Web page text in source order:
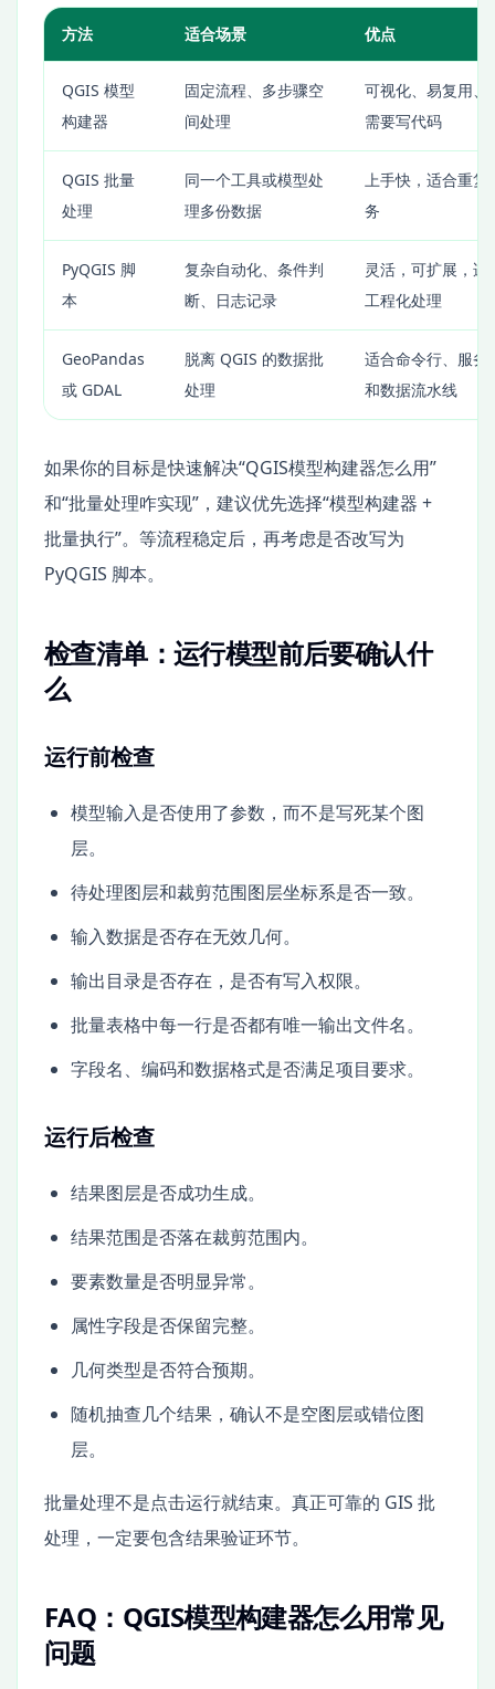
方法 适合场景 优点
QGIS 模型
构建器
固定流程、多步骤空
间处理
可视化、易复用、
需要写代码
QGIS 批量
处理
同一个工具或模型处
理多份数据
上手快，适合重复
务
PyQGIS 脚
本
复杂自动化、条件判
断、日志记录
灵活，可扩展，适
工程化处理
GeoPandas
或 GDAL
脱离 QGIS 的数据批
处理
适合命令行、服务
和数据流水线
如果你的目标是快速解决“QGIS模型构建器怎么用”
和“批量处理咋实现”，建议优先选择“模型构建器 +
批量执行”。等流程稳定后，再考虑是否改写为
PyQGIS 脚本。
检查清单：运行模型前后要确认什
么
运行前检查
模型输入是否使用了参数，而不是写死某个图
层。
待处理图层和裁剪范围图层坐标系是否一致。
输入数据是否存在无效几何。
输出目录是否存在，是否有写入权限。
批量表格中每一行是否都有唯一输出文件名。
字段名、编码和数据格式是否满足项目要求。
运行后检查
结果图层是否成功生成。
结果范围是否落在裁剪范围内。
要素数量是否明显异常。
属性字段是否保留完整。
几何类型是否符合预期。
随机抽查几个结果，确认不是空图层或错位图
层。
批量处理不是点击运行就结束。真正可靠的 GIS 批
处理，一定要包含结果验证环节。
FAQ：QGIS模型构建器怎么用常见
问题